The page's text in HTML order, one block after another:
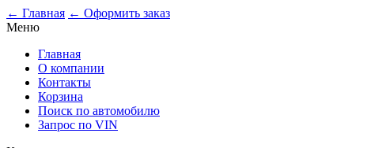
← Главная ← Оформить заказ
Меню
Главная
О компании
Контакты
Корзина
Поиск по автомобилю
Запрос по VIN